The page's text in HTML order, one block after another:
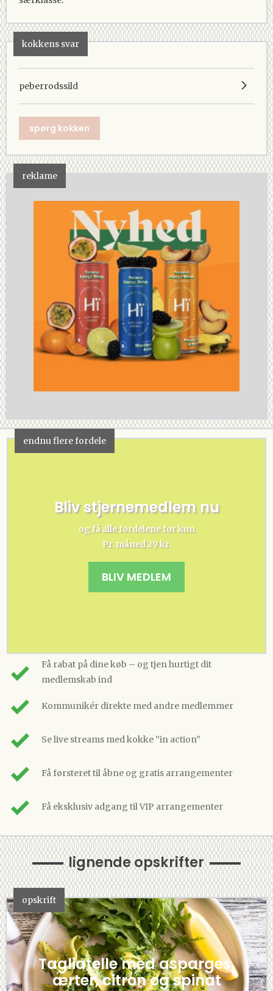
kokkens svar
peberrodssild
spørg kokken
reklame
endnu flere fordele
Bliv stjernemedlem nu
og få alle fordelene for kun
Pr. måned 29 kr.
BLIV MEDLEM
Få rabat på dine køb – og tjen hurtigt dit
medlemskab ind
Kommunikér direkte med andre medlemmer
Se live streams med kokke ”in action”
Få førsteret til åbne og gratis arrangementer
Få eksklusiv adgang til VIP arrangementer
lignende opskrifter
opskrift
Tagliatelle med asparges,
ærter, citron og spinat